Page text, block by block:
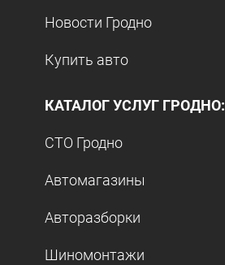
Новости Гродно
Купить авто
КАТАЛОГ УСЛУГ ГРОДНО:
СТО Гродно
Автомагазины
Авторазборки
Шиномонтажи